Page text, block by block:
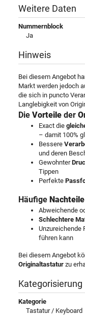
Weitere Daten
Nummernblock
Ja
Hinweis
Bei diesem Angebot
Markt werden jedoch
die sich in puncto
Langlebigkeit von
Die Vorteile der
Exact die
– damit 100%
Bessere
und deren
Gewohnter
Tippen
Perfekte
Häufige Nachteile
Abweichende
Schlechtere
Unzureichende
führen kann
Bei diesem Angebot
Originaltastatur zu
Kategorisierung
Kategorie
Tastatur / Keyboard